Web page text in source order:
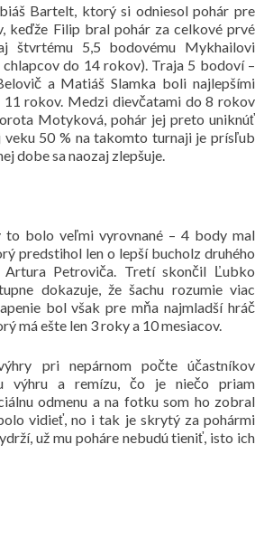
Bartelt, ktorý si odniesol pohár pre
keďže Filip bral pohár za celkové prvé
štvrtému 5,5 bodovému Mykhailovi
do 14 rokov). Traja 5 bodoví –
a Matiáš Slamka boli najlepšími
rokov. Medzi dievčatami do 8 rokov
Motyková, pohár jej preto uniknúť
veku 50 % na takomto turnaji je prísľub
dobe sa naozaj zlepšuje.
bolo veľmi vyrovnané – 4 body mal
predstihol len o lepší bucholz druhého
Artura Petroviča. Tretí skončil Ľubko
dokazuje, že šachu rozumie viac
bol však pre mňa najmladší hráč
má ešte len 3 roky a 10 mesiacov.
pri nepárnom počte účastníkov
výhru a remízu, čo je niečo priam
odmenu a na fotku som ho zobral
vidieť, no i tak je skrytý za pohármi
už mu poháre nebudú tieniť, isto ich